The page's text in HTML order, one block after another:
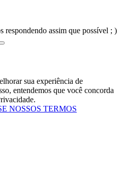
respondendo assim que possível ; )
sua experiência de
entendemos que você concorda
NOSSOS TERMOS